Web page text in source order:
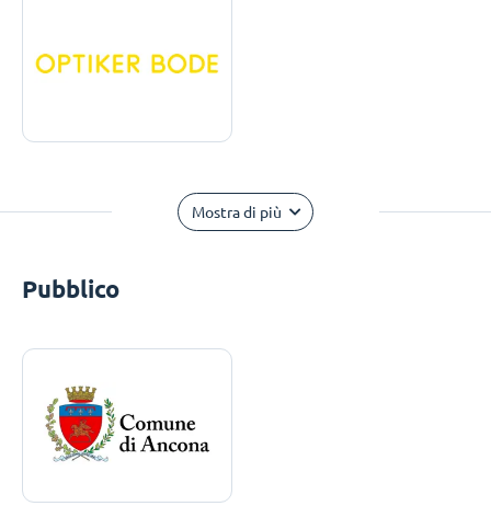
Mostra di più
Pubblico